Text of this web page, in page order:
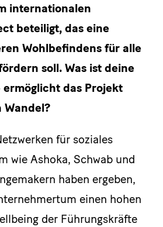
internationalen
beteiligt, das eine
Wohlbefindens für alle
soll. Was ist deine
ermöglicht das Projekt
für soziales
wie Ashoka, Schwab und
haben ergeben,
einen hohen
der Führungskräfte